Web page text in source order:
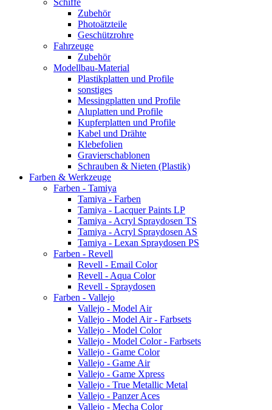
Schiffe
Zubehör
Photoätzteile
Geschützrohre
Fahrzeuge
Zubehör
Modellbau-Material
Plastikplatten und Profile
sonstiges
Messingplatten und Profile
Aluplatten und Profile
Kupferplatten und Profile
Kabel und Drähte
Klebefolien
Gravierschablonen
Schrauben & Nieten (Plastik)
Farben & Werkzeuge
Farben - Tamiya
Tamiya - Farben
Tamiya - Lacquer Paints LP
Tamiya - Acryl Spraydosen TS
Tamiya - Acryl Spraydosen AS
Tamiya - Lexan Spraydosen PS
Farben - Revell
Revell - Email Color
Revell - Aqua Color
Revell - Spraydosen
Farben - Vallejo
Vallejo - Model Air
Vallejo - Model Air - Farbsets
Vallejo - Model Color
Vallejo - Model Color - Farbsets
Vallejo - Game Color
Vallejo - Game Air
Vallejo - Game Xpress
Vallejo - True Metallic Metal
Vallejo - Panzer Aces
Vallejo - Mecha Color